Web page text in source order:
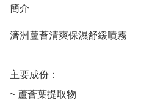
簡介
濟洲蘆薈清爽保濕舒緩噴霧
主要成份：
~ 蘆薈葉提取物